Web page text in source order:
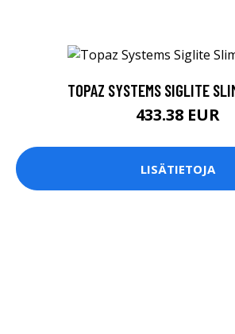
TOPAZ SYSTEMS SIGLITE
433.38 EUR
LISÄTIETOJA